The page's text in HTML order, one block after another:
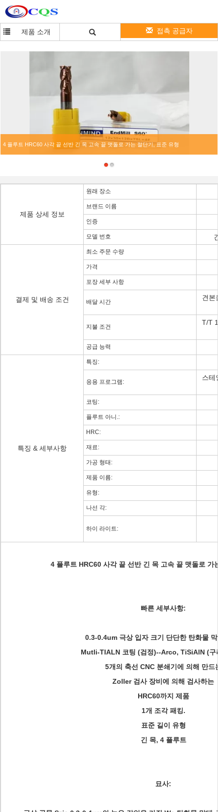
제품 소개 접촉 공급자
4 플루트 HRC60 사각 끝 선반 긴 목 고속 끝 맷돌로 가는 절단기, 표준 유형
제품 상세 정보
원래 장소
브랜드 이름
인증
모델 번호
결제 및 배송 조건
최소 주문 수량
가격
포장 세부 사항
배달 시간
견본
지불 조건
T/T
공급 능력
특징 & 세부사항
특징:
응용 프로그램:
스테
코팅:
플루트 아니.:
HRC:
재료:
가공 형태:
제품 이름:
유형:
나선 각:
하이 라이트:
4 플루트 HRC60 사각 끝 선반 긴 목 고속 끝 맷돌로 가
빠른 세부사항:
0.3-0.4um 극상 입자 크기 단단한 탄화물
Mutli-TIALN 코팅 (검정)--Arco, TiSiAlN (
5개의 축선 CNC 분쇄기에 의해 만드
Zoller 검사 장비에 의해 검사하는
HRC60까지 제품
1개 조각 패킹.
표준 길이 유형
긴 목, 4 플루트
묘사: